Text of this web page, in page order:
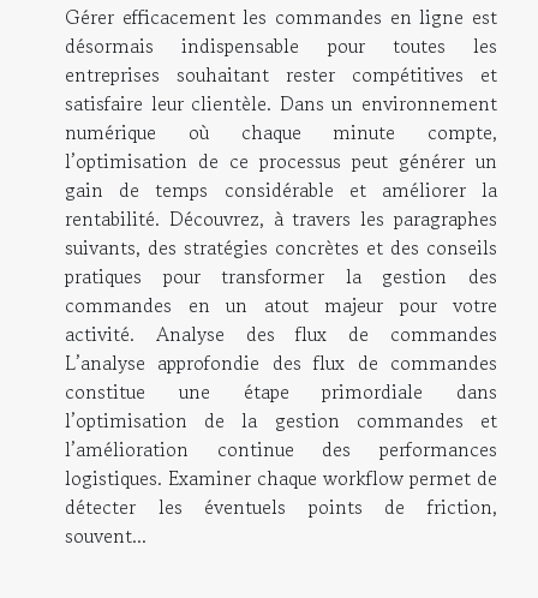
Gérer efficacement les commandes en ligne est
désormais indispensable pour toutes les
entreprises souhaitant rester compétitives et
satisfaire leur clientèle. Dans un environnement
numérique où chaque minute compte,
l’optimisation de ce processus peut générer un
gain de temps considérable et améliorer la
rentabilité. Découvrez, à travers les paragraphes
suivants, des stratégies concrètes et des conseils
pratiques pour transformer la gestion des
commandes en un atout majeur pour votre
activité. Analyse des flux de commandes
L’analyse approfondie des flux de commandes
constitue une étape primordiale dans
l’optimisation de la gestion commandes et
l’amélioration continue des performances
logistiques. Examiner chaque workflow permet de
détecter les éventuels points de friction,
souvent...